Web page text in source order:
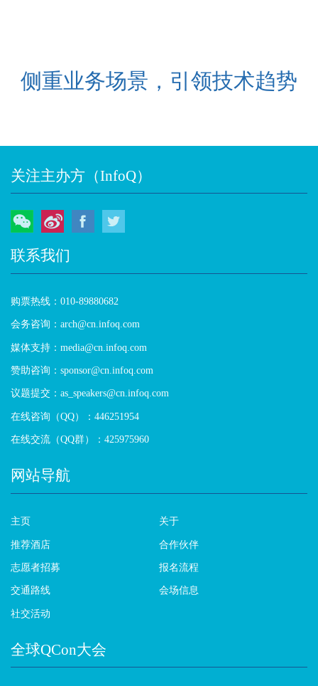
侧重业务场景，引领技术趋势
关注主办方（InfoQ）
微信 微博 Facebook
联系我们
购票热线：010-89880682
会务咨询：arch@cn.infoq.com
媒体支持：media@cn.infoq.com
赞助咨询：sponsor@cn.infoq.com
议题提交：as_speakers@cn.infoq.com
在线咨询（QQ）：446251954
在线交流（QQ群）：425975960
网站导航
主页 关于
推荐酒店 合作伙伴
志愿者招募 报名流程
交通路线 会场信息
社交活动
全球QCon大会